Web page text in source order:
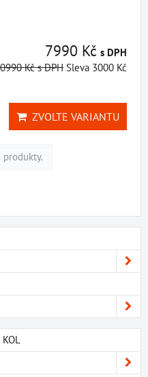
7990 Kč s DPH
Kčs DPH Sleva 3000 Kč
ZVOLTE VARIANTU
produkty.